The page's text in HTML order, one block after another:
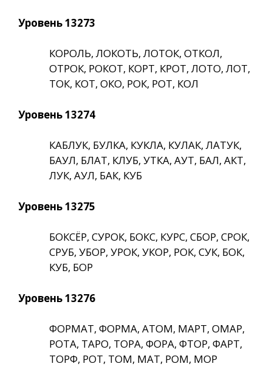
Уровень 13273
КОРОЛЬ, ЛОКОТЬ, ЛОТОК, ОТКОЛ,
ОТРОК, РОКОТ, КОРТ, КРОТ, ЛОТО, ЛОТ,
ТОК, КОТ, ОКО, РОК, РОТ, КОЛ
Уровень 13274
КАБЛУК, БУЛКА, КУКЛА, КУЛАК, ЛАТУК,
БАУЛ, БЛАТ, КЛУБ, УТКА, АУТ, БАЛ, АКТ,
ЛУК, АУЛ, БАК, КУБ
Уровень 13275
БОКСЁР, СУРОК, БОКС, КУРС, СБОР, СРОК,
СРУБ, УБОР, УРОК, УКОР, РОК, СУК, БОК,
КУБ, БОР
Уровень 13276
ФОРМАТ, ФОРМА, АТОМ, МАРТ, ОМАР,
РОТА, ТАРО, ТОРА, ФОРА, ФТОР, ФАРТ,
ТОРФ, РОТ, ТОМ, МАТ, РОМ, МОР